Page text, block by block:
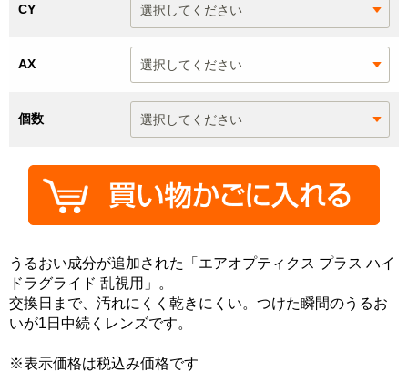
CY
AX
個数
うるおい成分が追加された「エアオプティクス プラス ハイ
ドラグライド 乱視用」。
交換日まで、汚れにくく乾きにくい。つけた瞬間のうるお
いが1日中続くレンズです。
※表示価格は税込み価格です